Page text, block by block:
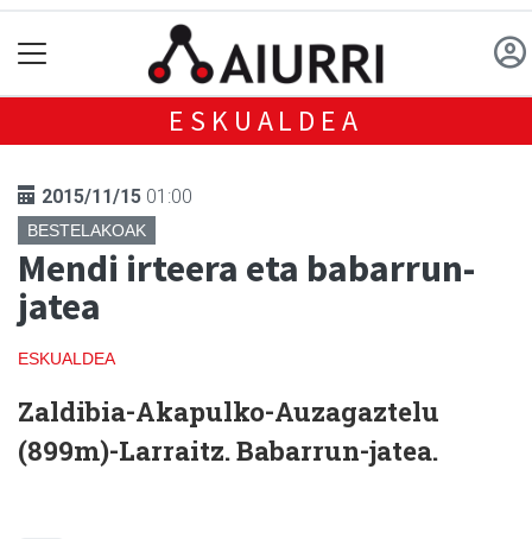
ESKUALDEA
2015/11/15 01:00
BESTELAKOAK
Mendi irteera eta babarrun-
jatea
ESKUALDEA
Zaldibia-Akapulko-Auzagaztelu
(899m)-Larraitz. Babarrun-jatea.